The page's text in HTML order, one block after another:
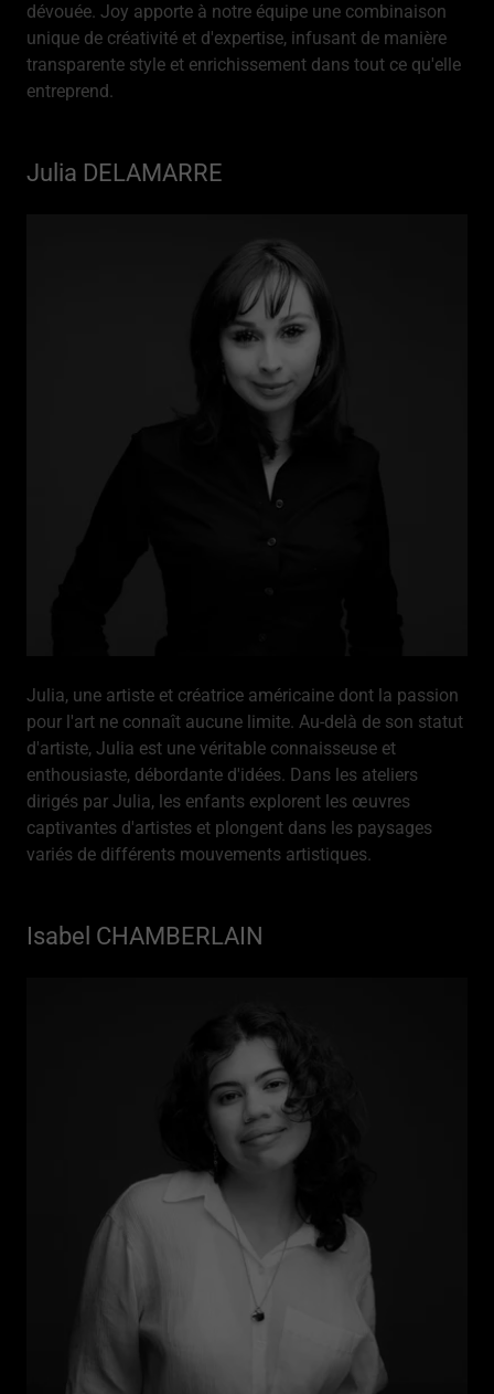
dévouée. Joy apporte à notre équipe une combinaison
unique de créativité et d'expertise, infusant de manière
transparente style et enrichissement dans tout ce qu'elle
entreprend.
Julia DELAMARRE
Julia, une artiste et créatrice américaine dont la passion
pour l'art ne connaît aucune limite. Au-delà de son statut
d'artiste, Julia est une véritable connaisseuse et
enthousiaste, débordante d'idées. Dans les ateliers
dirigés par Julia, les enfants explorent les œuvres
captivantes d'artistes et plongent dans les paysages
variés de différents mouvements artistiques.
Isabel CHAMBERLAIN